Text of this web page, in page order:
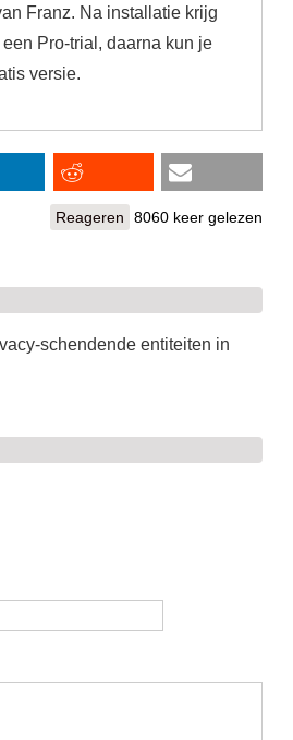
Franz. Na installatie krijg
Pro-trial, daarna kun je
versie.
Reageren 8060 keer gelezen
schendende entiteiten in